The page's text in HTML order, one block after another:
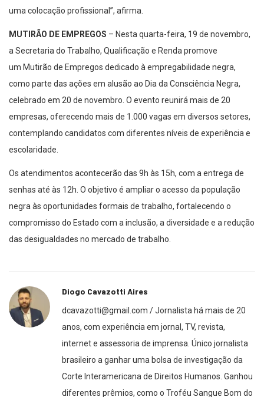
uma colocação profissional”, afirma.
MUTIRÃO DE EMPREGOS – Nesta quarta-feira, 19 de novembro,
a Secretaria do Trabalho, Qualificação e Renda promove
um Mutirão de Empregos dedicado à empregabilidade negra,
como parte das ações em alusão ao Dia da Consciência Negra,
celebrado em 20 de novembro. O evento reunirá mais de 20
empresas, oferecendo mais de 1.000 vagas em diversos setores,
contemplando candidatos com diferentes níveis de experiência e
escolaridade.
Os atendimentos acontecerão das 9h às 15h, com a entrega de
senhas até às 12h. O objetivo é ampliar o acesso da população
negra às oportunidades formais de trabalho, fortalecendo o
compromisso do Estado com a inclusão, a diversidade e a redução
das desigualdades no mercado de trabalho.
Diogo Cavazotti Aires
dcavazotti@gmail.com / Jornalista há mais de 20
anos, com experiência em jornal, TV, revista,
internet e assessoria de imprensa. Único jornalista
brasileiro a ganhar uma bolsa de investigação da
Corte Interamericana de Direitos Humanos. Ganhou
diferentes prêmios, como o Troféu Sangue Bom do